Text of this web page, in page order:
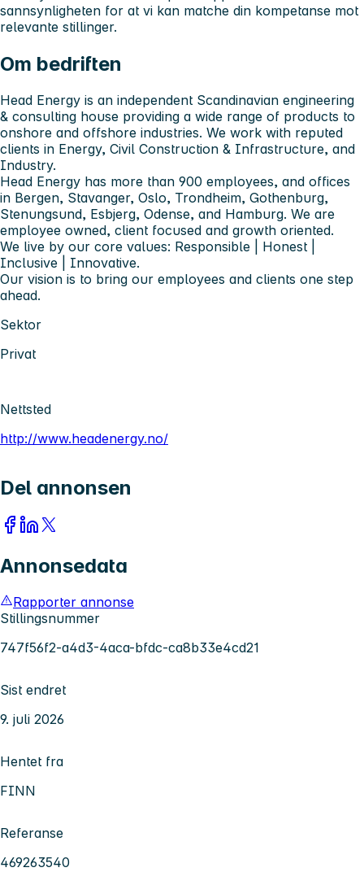
sannsynligheten for at vi kan matche din kompetanse mot
relevante stillinger.
Om bedriften
Head Energy is an independent Scandinavian engineering
& consulting house providing a wide range of products to
onshore and offshore industries. We work with reputed
clients in Energy, Civil Construction & Infrastructure, and
Industry.
Head Energy has more than 900 employees, and offices
in Bergen, Stavanger, Oslo, Trondheim, Gothenburg,
Stenungsund, Esbjerg, Odense, and Hamburg. We are
employee owned, client focused and growth oriented.
We live by our core values: Responsible | Honest |
Inclusive | Innovative.
Our vision is to bring our employees and clients one step
ahead.
Sektor
Privat
Nettsted
http://www.headenergy.no/
Del annonsen
Annonsedata
Rapporter annonse
Stillingsnummer
747f56f2-a4d3-4aca-bfdc-ca8b33e4cd21
Sist endret
9. juli 2026
Hentet fra
FINN
Referanse
469263540